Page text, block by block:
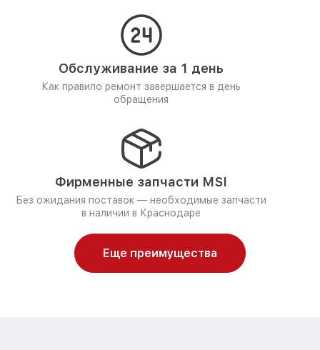
Обслуживание за 1 день
Как правило ремонт завершается в день
обращения
Фирменные запчасти MSI
Без ожидания поставок — необходимые запчасти
в наличии в Краснодаре
Еще преимущества